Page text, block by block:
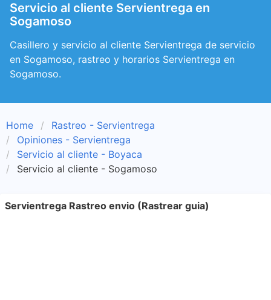
Servicio al cliente Servientrega en
Sogamoso
Casillero y servicio al cliente Servientrega de servicio
en Sogamoso, rastreo y horarios Servientrega en
Sogamoso.
Home
Rastreo - Servientrega
Opiniones - Servientrega
Servicio al cliente - Boyaca
Servicio al cliente - Sogamoso
Servientrega Rastreo envio (Rastrear guia)